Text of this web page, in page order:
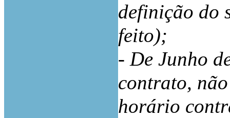
definição do
feito);
- De Junho
contrato,
horário